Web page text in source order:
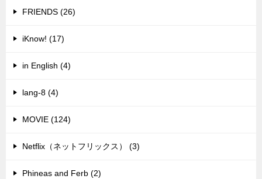
FRIENDS (26)
iKnow! (17)
in English (4)
lang-8 (4)
MOVIE (124)
Netflix（ネットフリックス） (3)
Phineas and Ferb (2)